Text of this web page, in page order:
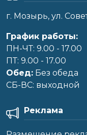
г. Мозырь, ул.
График работы:
ПН-ЧТ: 9.00 - 17.00
ПТ: 9.00 - 17.00
Обед: Без обеда
CБ-ВС: выходной
Реклама